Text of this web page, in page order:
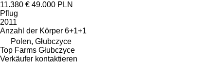
11.380 € 49.000 PLN
Pflug
2011
Anzahl der Körper 6+1+1
Polen, Głubczyce
Top Farms Głubczyce
Verkäufer kontaktieren